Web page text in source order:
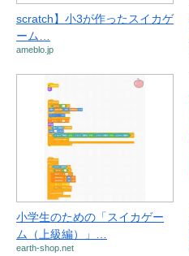
scratch】小3が作ったスイカゲ
ーム…
ameblo.jp
小学生のための「スイカゲー
ム（上級編）」…
earth-shop.net